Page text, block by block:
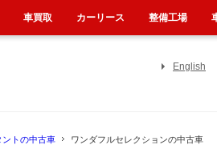
English
ントの中古車 ワンダフルセレクションの中古車
車買取 カーリース 整備工場